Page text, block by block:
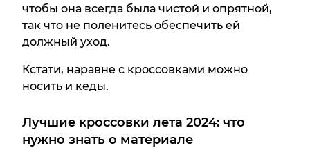
чтобы она всегда была чистой и опрятной,
так что не поленитесь обеспечить ей
должный уход.
Кстати, наравне с кроссовками можно
носить и кеды.
Лучшие кроссовки лета 2024: что
нужно знать о материале